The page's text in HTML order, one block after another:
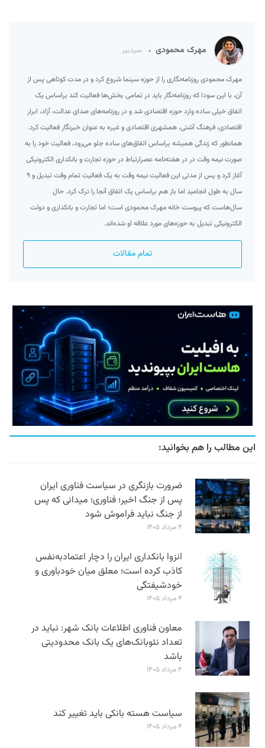
مهرک محمودی سردبیر
مهرک محمودی روزنامه‌نگاری را از حوزه سینما شروع کرد و در مدت کوتاهی پس از
آن، با این سودا که روزنامه‌نگار باید در تمامی بخش‌ها فعالیت کند براساس یک
اتفاق خیلی ساده وارد حوزه اقتصادی شد و در روزنامه‌های صدای عدالت، آزاد، ابرار
اقتصادی، فرهنگ آشتی، همشهری اقتصادی و غیره به عنوان خبرنگار فعالیت کرد.
همانطور که زندگی همیشه براساس اتفاق‌های ساده جلو می‌رود، فعالیت خود را به
صورت نیمه وقت در در هفته‌نامه عصرارتباط در حوزه تجارت و بانکداری الکترونیکی
آغاز کرد و پس از مدتی این فعالیت نیمه وقت به یک فعالیت تمام وقت تبدیل و ۹
سال به طول انجامید اما باز هم براساس یک اتفاق آنجا را ترک کرد. حال
سال‌هاست که پیوست خانه مهرک محمودی است؛ اما تجارت و بانکداری و دولت
الکترونیکی تبدیل به حوزه‌های مورد علاقه او شده‌اند.
تمام مقالات
این مطالب را هم بخوانید:
ضرورت بازنگری در سیاست فناوری ایران
پس از جنگ اخیر؛ فناوری؛ میدانی که پس
از جنگ نباید فراموش شود
۴ مرداد ۱۴۰۵
انزوا بانکداری ایران را دچار اعتمادبه‌نفس
کاذب کرده است؛ معلق میان خودباوری و
خودشیفتگی
۴ مرداد ۱۴۰۵
معاون فناوری اطلاعات بانک شهر: نباید در
تعداد نئوبانک‌های یک بانک محدودیتی
باشد
۴ مرداد ۱۴۰۵
سیاست هسته بانکی باید تغییر کند
۴ مرداد ۱۴۰۵